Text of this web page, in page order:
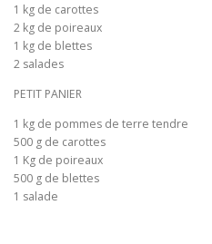
LES AUTRES PRODUITS
1 kg de carottes
2 kg de poireaux
1 kg de blettes
2 salades
PETIT PANIER
1 kg de pommes de terre tendre
500 g de carottes
1 Kg de poireaux
500 g de blettes
1 salade